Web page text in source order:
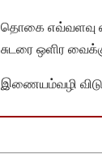
தொகை எவ்வளவு
சுடரை ஒளிர
இணையம்வழி